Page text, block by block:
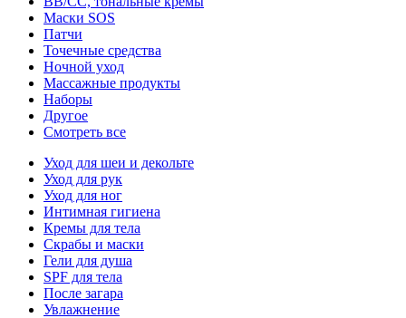
Маски SOS
Патчи
Точечные средства
Ночной уход
Массажные продукты
Наборы
Другое
Смотреть все
Уход для шеи и декольте
Уход для рук
Уход для ног
Интимная гигиена
Кремы для тела
Скрабы и маски
Гели для душа
SPF для тела
После загара
Увлажнение